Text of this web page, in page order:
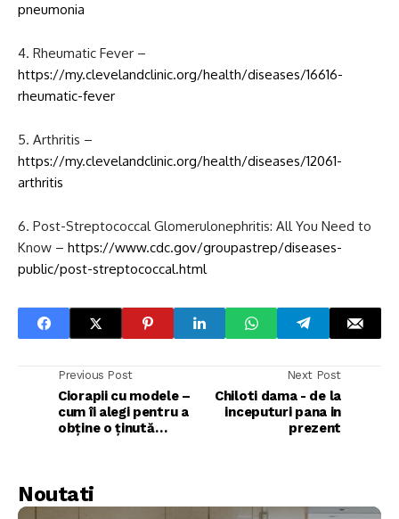
pneumonia
4. Rheumatic Fever –
https://my.clevelandclinic.org/health/diseases/16616-
rheumatic-fever
5. Arthritis –
https://my.clevelandclinic.org/health/diseases/12061-
arthritis
6. Post-Streptococcal Glomerulonephritis: All You Need to
Know – https://www.cdc.gov/groupastrep/diseases-
public/post-streptococcal.html
Previous Post
Ciorapii cu modele –
cum îi alegi pentru a
obține o ținută
Next Post
Chiloti dama - de la
inceputuri pana in
prezent
Noutati